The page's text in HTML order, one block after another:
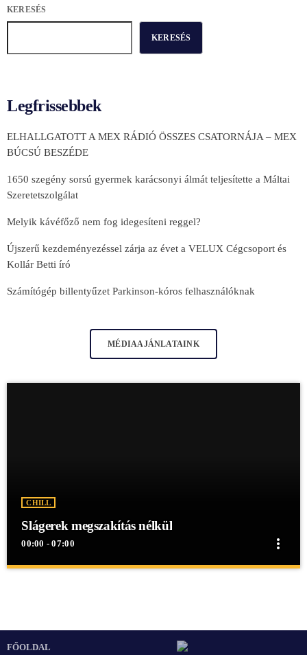
KERESÉS
KERESÉS
Legfrissebbek
ELHALLGATOTT A MEX RÁDIÓ ÖSSZES CSATORNÁJA – MEX
BÚCSÚ BESZÉDE
1650 szegény sorsú gyermek karácsonyi álmát teljesítette a Máltai
Szeretetszolgálat
Melyik kávéfőző nem fog idegesíteni reggel?
Újszerű kezdeményezéssel zárja az évet a VELUX Cégcsoport és
Kollár Betti író
Számítógép billentyűzet Parkinson-kóros felhasználóknak
MÉDIAAJÁNLATAINK
CHILL
Slágerek megszakítás nélkül
00:00 - 07:00 more_vert
Slágerek megszakítás nélkül egész éjjel a Mex Rádióban!
FŐOLDAL